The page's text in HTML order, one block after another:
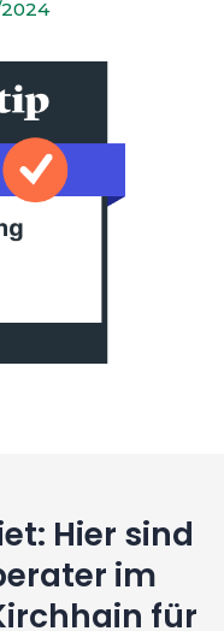
Hier sind
im
für